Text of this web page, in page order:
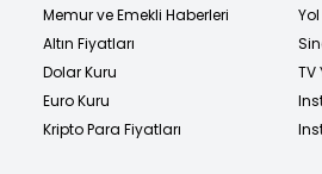
Memur ve Emekli Haberleri
Altın Fiyatları
Dolar Kuru
Euro Kuru
Kripto Para Fiyatları
TV